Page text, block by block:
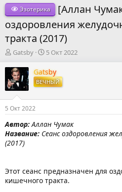
Эзотерика
[Аллан
оздоровления
тракта (2017)
А
т
о
р
т
е
м
ы
Gatsby
Д
т
а
н
а
л
а
5 Окт 2022
Gatsby
ВЕЧНЫЙ
5 Окт 2022
Автор:Аллан Чумак
Название: Сеанс оздоровления
(2017)
Этот сеанс предназначен для
кишечного тракта.